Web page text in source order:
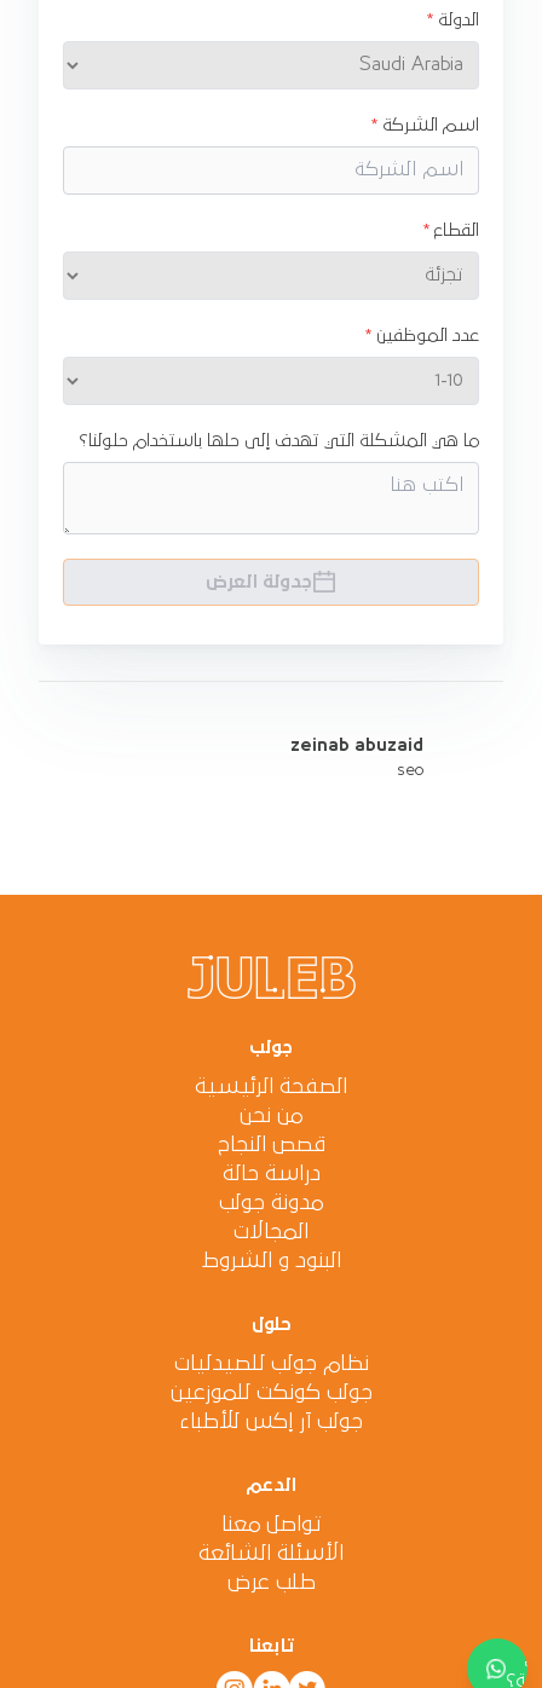
الدولة
اسم الشركة
القطاع
عدد الموظفين
ما هي المشكلة التي تهدف إلى حلها باستخدام حلولنا؟
جدولة العرض
zeinab abuzaid
seo
جولب
الصفحة الرئيسية
من نحن
قصص النجاح
دراسة حالة
مدونة جولب
المجالات
البنود و الشروط
حلول
نظام جولب للصيدليات
جولب كونكت للموزعين
جولب آر إكس للأطباء
الدعم
تواصل معنا
الأسئلة الشائعة
طلب عرض
تابعنا